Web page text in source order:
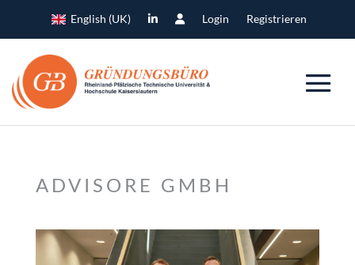
English (UK) Login Registrieren
ADVISORE GMBH